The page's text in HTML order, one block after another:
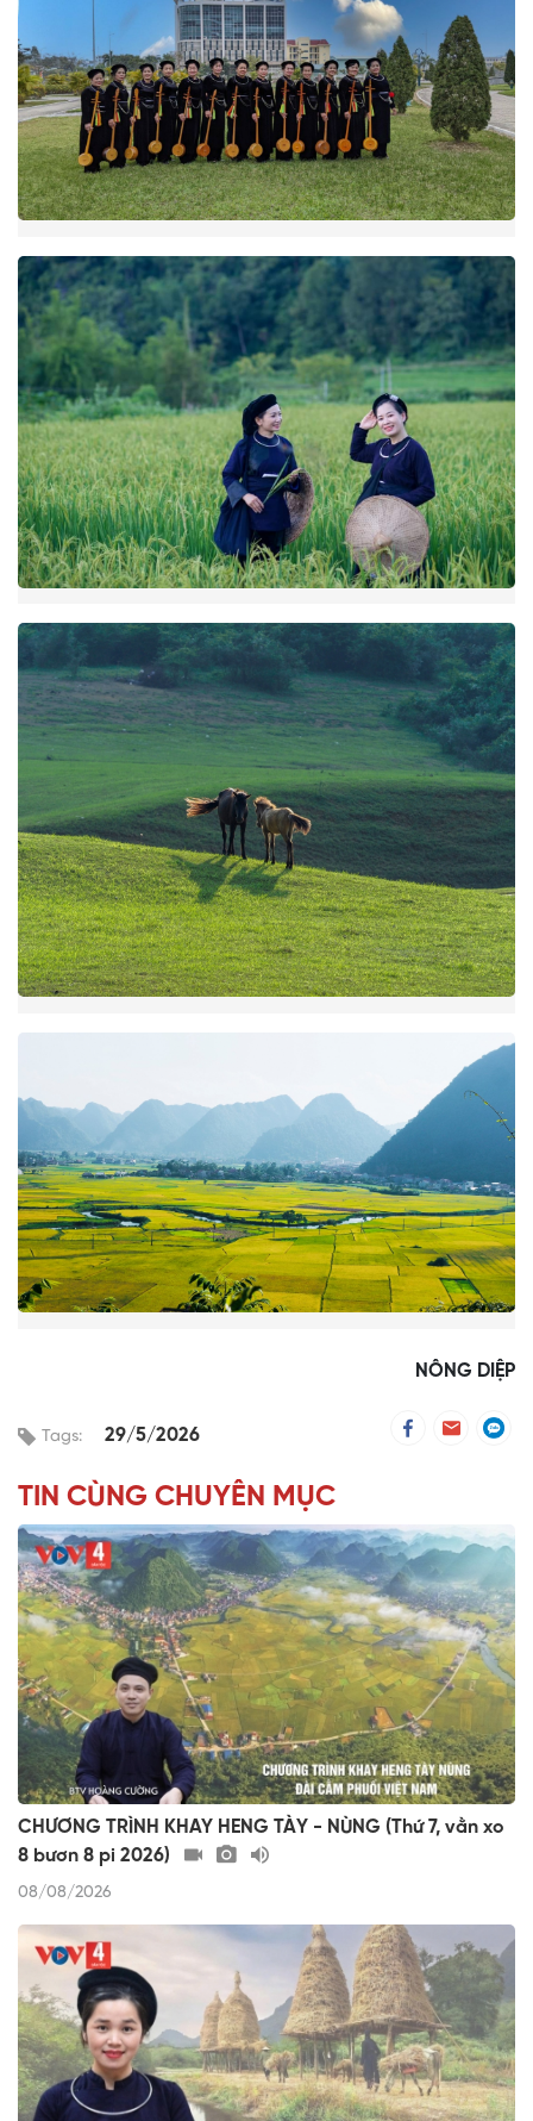
NÔNG DIỆP
Tags: 29/5/2026
TIN CÙNG CHUYÊN MỤC
CHƯƠNG TRÌNH KHAY HENG TÀY - NÙNG (Thứ 7, vằn xo
8 bươn 8 pi 2026)
08/08/2026